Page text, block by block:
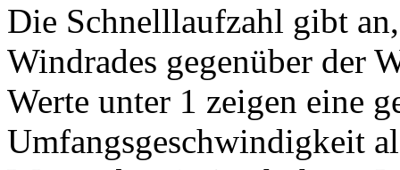
Die Schnelllaufzahl gibt
Windrades gegenüber der
Werte unter 1 zeigen eine
Umfangsgeschwindigkeit